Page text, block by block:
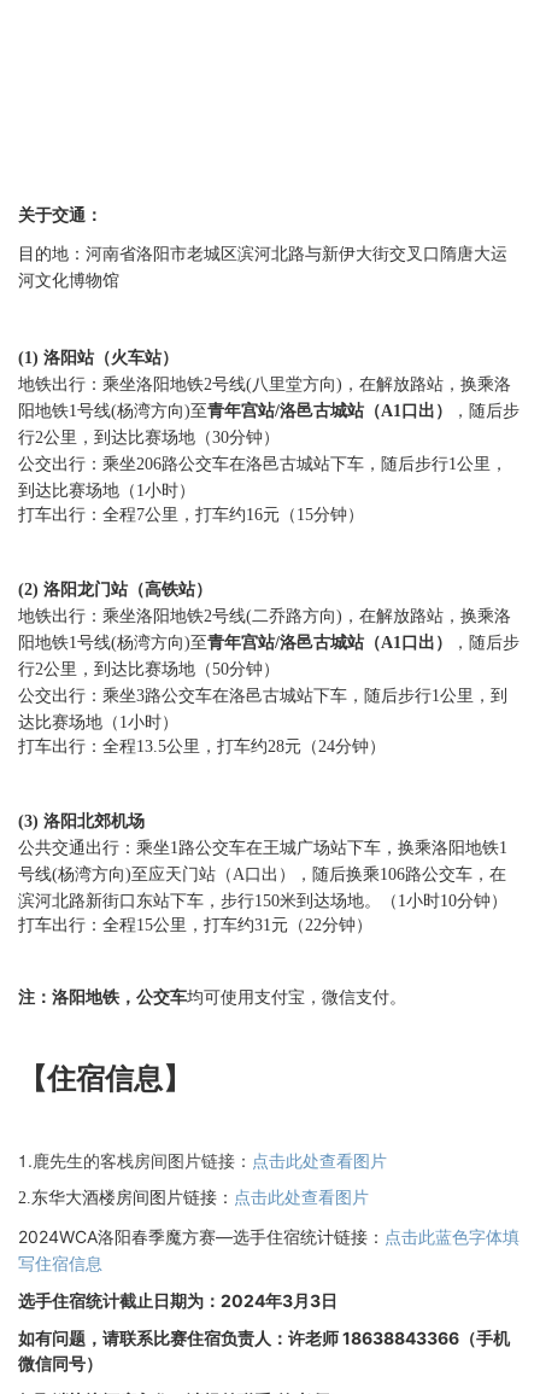
关于交通：
目的地：河南省洛阳市老城区滨河北路与新伊大街交叉口隋唐大运
河文化博物馆
(1) 洛阳站（火车站）
地铁出行：乘坐洛阳地铁2号线(八里堂方向)，在解放路站，换乘洛
阳地铁1号线(杨湾方向)至青年宫站/洛邑古城站（A1口出 ）
，随后步
行2公里，到达比赛场地（30分钟）
公交出行：乘坐206路公交车在洛邑古城站下车，随后步行1公里，
到达比赛场地（1小时）
打车出行：全程7公里，打车约16元（15分钟）
(2) 洛阳龙门站（高铁站）
地铁出行：乘坐洛阳地铁2号线(二乔路方向)，在解放路站，换乘洛
阳地铁1号线(杨湾方向)至青年宫站/洛邑古城站（A1口出 ）
，随后步
行2公里，到达比赛场地（50分钟）
公交出行：乘坐3路公交车在洛邑古城站下车，随后步行1公里，到
达比赛场地（1小时）
打车出行：全程13.5公里，打车约28元（24分钟）
(3) 洛阳北郊机场
公共交通出行：乘坐1路公交车在王城广场站下车，换乘洛阳地铁1
号线(杨湾方向)至应天门站（A口出），随后换乘106路公交车，在
滨河北路新街口东站下车，步行150米到达场地。（1小时10分钟）
打车出行：全程15公里，打车约31元（22分钟）
注： 洛阳地铁， 公交车均可使用支付宝，微信支付。
【住宿信息】
1.鹿先生的客栈房间图片链接： 点击此处查看图片
2.东华大酒楼房间图片链接： 点击此处查看图片
2024WCA洛阳春季魔方赛—选手住宿统计链接： 点击此蓝色字体填
写住宿信息
选手住宿统计截止日期为：2024年3月3日
如有问题，请联系比赛住宿负责人： 许老师 18638843366（手机
微信同号）